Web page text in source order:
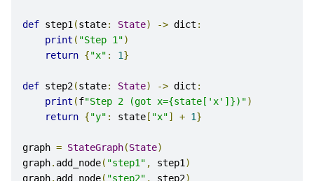
def step1 (state: State) -> dict :
print ( "Step 1")
return {"x" : 1}
def step2(state: State) -> dict :
print (f"Step 2 (got x={state['x']})")
return {"y" : state[ "x"] + 1}
graph = StateGraph(State)
graph. add_node( "step1" , step1 )
graph. add_node( "step2" , step2)